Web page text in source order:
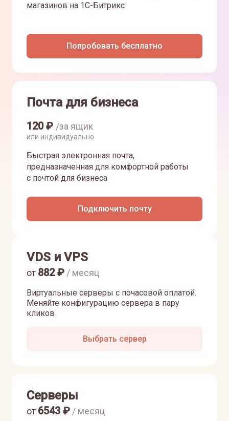
магазинов на 1С-Битрикс
Попробовать бесплатно
Почта для бизнеса
120₽ /за ящик
или индивидуально
Быстрая электронная почта,
предназначенная для комфортной работы
с почтой для бизнеса
Подключить почту
VDS и VPS
Виртуальные серверы с почасовой оплатой.
Меняйте конфигурацию сервера в пару
кликов
от 882₽ / месяц
Выбрать сервер
Серверы
от 6543 ₽ / месяц